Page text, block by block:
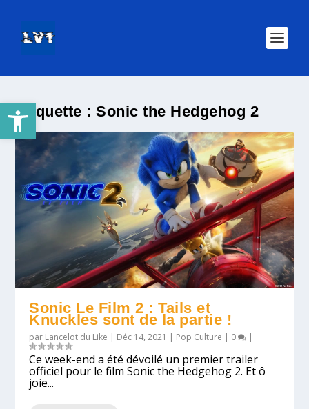
Ouvrir la barre d’outilsÉtiquette :Sonic the Hedgehog 2
Sonic Le Film 2 : Tails et
Knuckles sont de la partie !
par Lancelot du Like | Déc 14, 2021 | Pop Culture | 0 |
Ce week-end a été dévoilé un premier trailer
officiel pour le film Sonic the Hedgehog 2. Et ô
joie...